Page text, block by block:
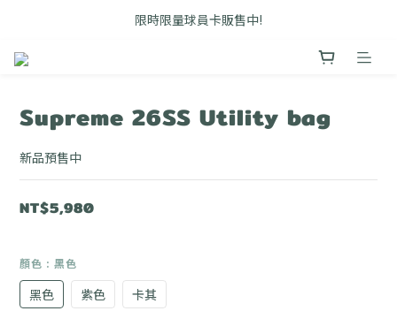
FB搜尋優惠社群 🔎 DOUSHOP 選貨
限時限量球員卡販售中!
Supreme 26SS Utility bag
新品預售中
NT$5,980
顏色 : 黑色
黑色 紫色 卡其